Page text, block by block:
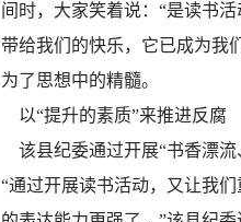
间时，大家笑着说：“是读书
带给我们的快乐，它已成为我
为了思想中的精髓。
以“提升的素质”来推进反腐
该县纪委通过开展“书香漂流
“通过开展读书活动，又让我